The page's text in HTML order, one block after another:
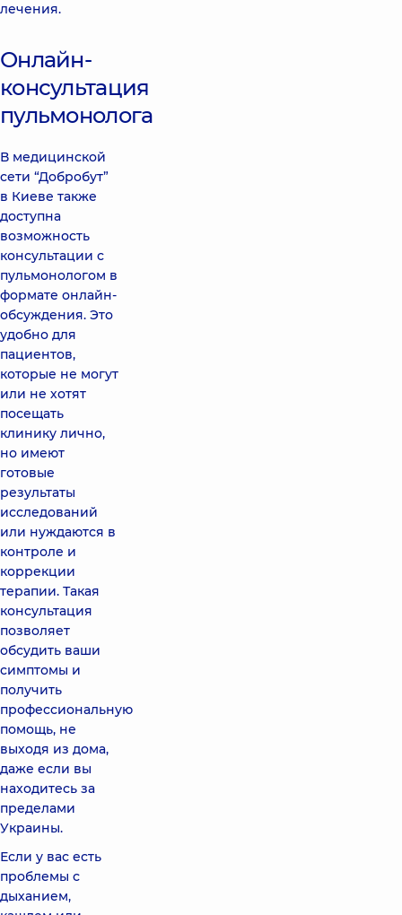
лечения.
Онлайн-
консультация
пульмонолога
В медицинской
сети “Добробут”
в Киеве также
доступна
возможность
консультации с
пульмонологом в
формате онлайн-
обсуждения. Это
удобно для
пациентов,
которые не могут
или не хотят
посещать
клинику лично,
но имеют
готовые
результаты
исследований
или нуждаются в
контроле и
коррекции
терапии. Такая
консультация
позволяет
обсудить ваши
симптомы и
получить
профессиональную
помощь, не
выходя из дома,
даже если вы
находитесь за
пределами
Украины.
Если у вас есть
проблемы с
дыханием,